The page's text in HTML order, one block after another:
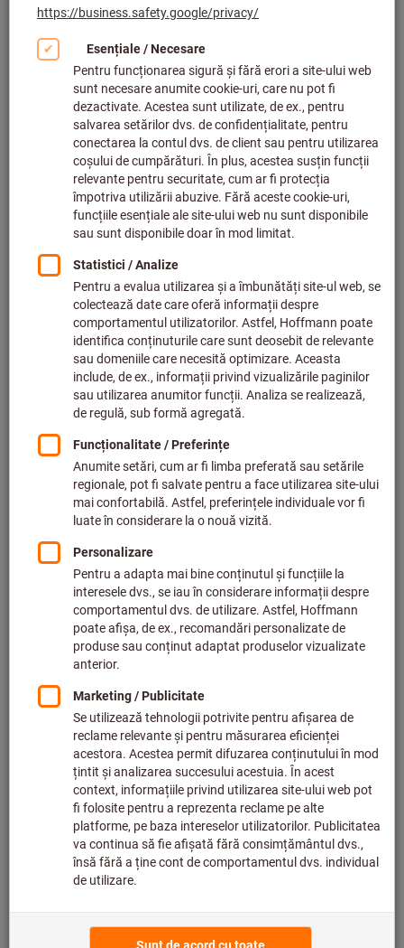
Faceți clic pentru a mări imaginea
Preț per 1 buc.
plus cost livrare
Prețuri individuale pentru clienții de afaceri după
conectare.
Adăugaţi în coş
Termen de livrare estimat: 2-3 săptămâni
Vă rugăm să țineți cont de termenul de livrare și de
recomandări:
Comandăm acest articol pentru dvs. direct de la
producător, deoarece nu face parte din gama noastră
principală și, prin urmare, nu este în stocul nostru.
Adaugă la lista de dorințe Distribuiţi produsul
Detalii despre produs